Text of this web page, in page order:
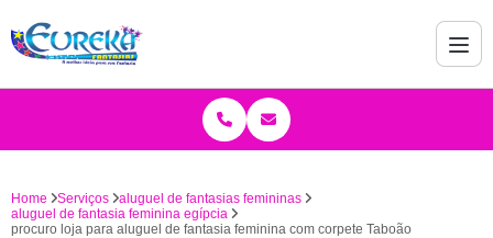
Home Serviços
aluguel de fantasias femininas
aluguel de fantasia feminina egípcia
procuro loja para aluguel de fantasia feminina com corpete Taboão